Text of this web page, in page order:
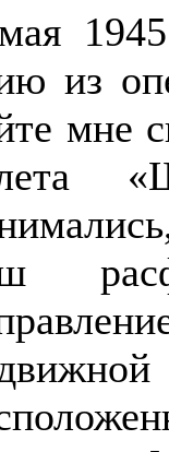
из
мне